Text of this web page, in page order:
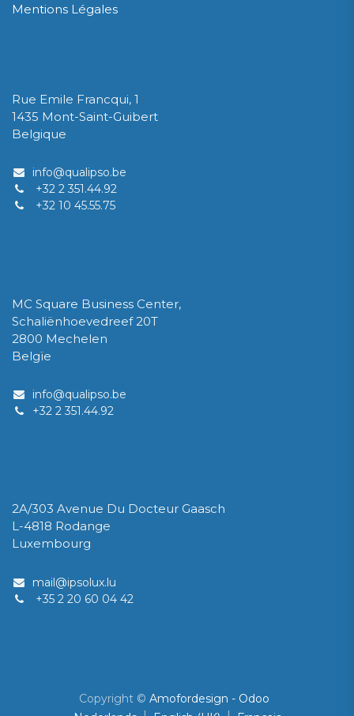
Mentions Légales
Rue Emile Francqui, 1
1435 Mont-Saint-Guibert
Belgique
info@qualipso.be
+32 2 351.44.92
+32 10 45.55.75
MC Square Business Center,
Schaliënhoevedreef 20T
2800 Mechelen
Belgïe
info@qualipso.be​
​+32 2 351.44.92
2A/303 Avenue Du Docteur Gaasch
L-4818 Rodange
Luxembourg
mail@ipsolux.lu​
+35 2 20 60 04 42
Copyright © Amofordesign - Odoo